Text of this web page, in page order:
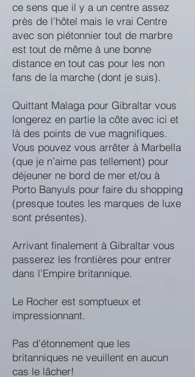
ce sens que il y a un centre assez
près de l’hôtel mais le vrai Centre
avec son piétonnier tout de marbre
est tout de même à une bonne
distance en tout cas pour les non
fans de la marche (dont je suis).
Quittant Malaga pour Gibraltar vous
longerez en partie la côte avec ici et
là des points de vue magnifiques.
Vous pouvez vous arrêter à Marbella
(que je n’aime pas tellement) pour
déjeuner ne bord de mer et/ou à
Porto Banyuls pour faire du shopping
(presque toutes les marques de luxe
sont présentes).
Arrivant finalement à Gibraltar vous
passerez les frontières pour entrer
dans l’Empire britannique.
Le Rocher est somptueux et
impressionnant.
Pas d’étonnement que les
britanniques ne veuillent en aucun
cas le lâcher!